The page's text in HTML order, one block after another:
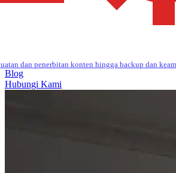
dan penerbitan konten hingga backup dan
Blog
Hubungi Kami